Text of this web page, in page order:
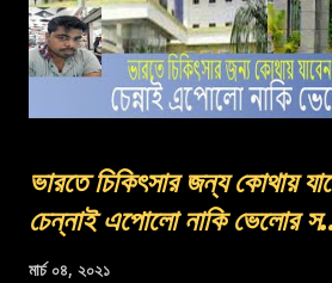
ভারতে চিকিৎসার জন্য কোথায়
চেন্নাই এপোলো নাকি ভেলোর
মার্চ ০৪, ২০২১